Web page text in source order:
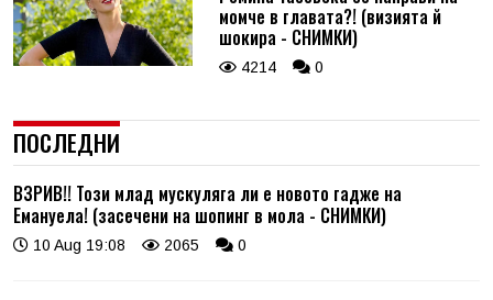
момче в главата?! (визията й
шокира - СНИМКИ)
4214 0
ПОСЛЕДНИ
ВЗРИВ!! Този млад мускуляга ли е новото гадже на
Емануела! (засечени на шопинг в мола - СНИМКИ)
10 Aug 19:08 2065 0